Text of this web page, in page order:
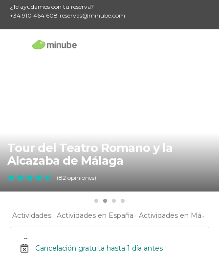
¿Te ayudamos con tu reserva?
+34 910 464 608 reservas@minube.com
Tour del Teatro Romano y la
Alcazaba de Málaga
(82 opiniones)
Actividades Actividades en España Actividades en Málaga
Cancelación gratuita hasta 1 día antes